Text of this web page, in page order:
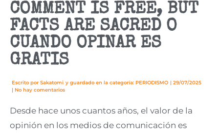
COMMENT IS FREE, BUT
FACTS ARE SACRED O
CUANDO OPINAR ES
GRATIS
Escrito por Sakatomi y guardado en la categoría: PERIODISMO | 29/07/2025
| No hay comentarios
Desde hace unos cuantos años, el valor de la
opinión en los medios de comunicación es